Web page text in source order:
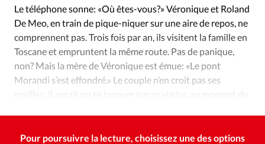
RUBRIQUES
Tous les articles
Actualité chrétienne
Actualité internationale
Chronique
Culture
Dossier
Eglises Foi Génération réveil
Monde
Opinions
Publireportage
Relations Aujourd'hui
Tour du monde des Eglises
Trait d'Ixène
Le téléphone sonne: «Où êtes-vous?» Véronique et Roland
De Meo, en train de pique-niquer sur une aire de repos, ne
comprennent pas. Trois fois par an, ils visitent la famille en
Toscane et empruntent la même route. Pas de panique,
non? Mais la mère de Véronique est émue: «Le pont
Morandi s’est effondré.» Le couple n’en croit pas ses
oreilles: il aurait pu se trouver sur ce viaduc au moment du
Pour poursuivre la lecture, choisissez une des options